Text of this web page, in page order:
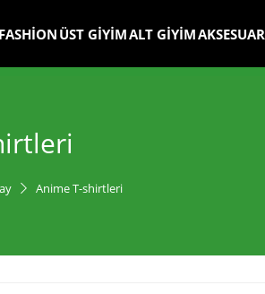
ÜST GİYİMALT GİYİMAKSESUAR
Anime T-shirtleri